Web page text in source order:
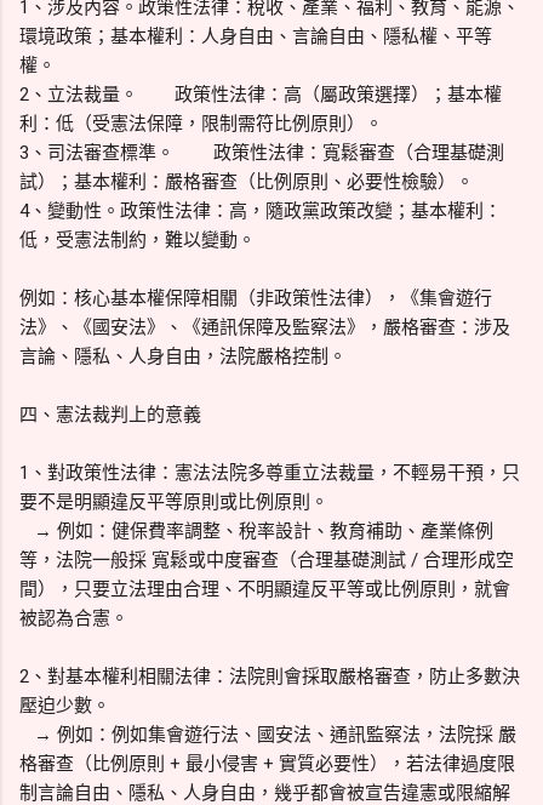
1、涉及內容。政策性法律：稅收、產業、福利、教育、能源、
環境政策；基本權利：人身自由、言論自由、隱私權、平等
權。
2、立法裁量。
政策性法律：高（屬政策選擇）；基本權
利：低（受憲法保障，限制需符比例原則）。
3、司法審查標準。
政策性法律：寬鬆審查（合理基礎測
試）；基本權利：嚴格審查（比例原則、必要性檢驗）。
4、變動性。政策性法律：高，隨政黨政策改變；基本權利：
低，受憲法制約，難以變動。
例如：核心基本權保障相關（非政策性法律），《集會遊行
法》、《國安法》、《通訊保障及監察法》，嚴格審查：涉及
言論、隱私、人身自由，法院嚴格控制。
四、憲法裁判上的意義
1、對政策性法律：憲法法院多尊重立法裁量，不輕易干預，只
要不是明顯違反平等原則或比例原則。
→ 例如：健保費率調整、稅率設計、教育補助、產業條例
等，法院一般採 寬鬆或中度審查（合理基礎測試 / 合理形成空
間），只要立法理由合理、不明顯違反平等或比例原則，就會
被認為合憲。
2、對基本權利相關法律：法院則會採取嚴格審查，防止多數決
壓迫少數。
→ 例如：例如集會遊行法、國安法、通訊監察法，法院採 嚴
格審查（比例原則 + 最小侵害 + 實質必要性），若法律過度限
制言論自由、隱私、人身自由，幾乎都會被宣告違憲或限縮解